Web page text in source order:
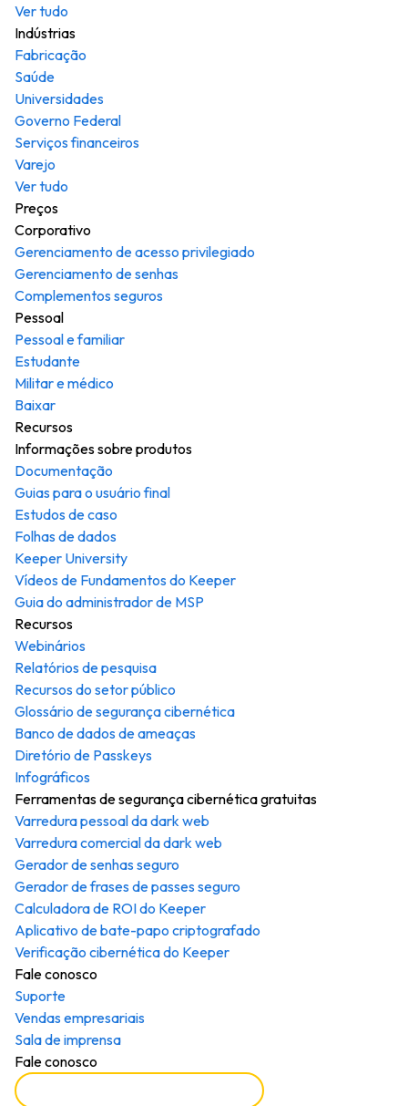
Ver tudo
Indústrias
Fabricação
Saúde
Universidades
Governo Federal
Serviços financeiros
Varejo
Ver tudo
Preços
Corporativo
Gerenciamento de acesso privilegiado
Gerenciamento de senhas
Complementos seguros
Pessoal
Pessoal e familiar
Estudante
Militar e médico
Baixar
Recursos
Informações sobre produtos
Documentação
Guias para o usuário final
Estudos de caso
Folhas de dados
Keeper University
Vídeos de Fundamentos do Keeper
Guia do administrador de MSP
Recursos
Webinários
Relatórios de pesquisa
Recursos do setor público
Glossário de segurança cibernética
Banco de dados de ameaças
Diretório de Passkeys
Infográficos
Ferramentas de segurança cibernética gratuitas
Varredura pessoal da dark web
Varredura comercial da dark web
Gerador de senhas seguro
Gerador de frases de passes seguro
Calculadora de ROI do Keeper
Aplicativo de bate-papo criptografado
Verificação cibernética do Keeper
Fale conosco
Suporte
Vendas empresariais
Sala de imprensa
Fale conosco